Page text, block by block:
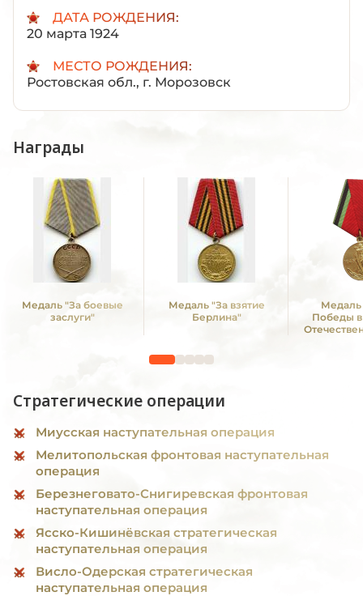
ДАТА РОЖДЕНИЯ:
20 марта 1924
МЕСТО РОЖДЕНИЯ:
Ростовская обл., г. Морозовск
Награды
Медаль "За боевые
заслуги"
Медаль "За взятие
Берлина"
Медаль
Победы
Стратегические операции
Миусская наступательная операция
Мелитопольская фронтовая наступательная
операция
Березнеговато-Снигиревская фронтовая
наступательная операция
Ясско-Кишинёвская стратегическая
наступательная операция
Висло-Одерская стратегическая
наступательная операция